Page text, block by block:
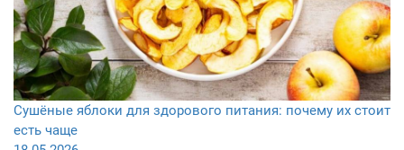
Сушёные яблоки для здорового питания: почему их стоит
есть чаще